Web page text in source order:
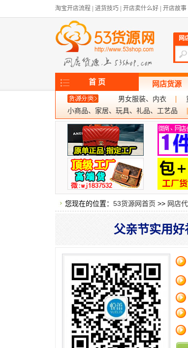
淘宝开店流程 进货技巧 开店卖什么好 开店故事
网
首 页 网店货源
男女服装、内衣
小商品、家居、玩具、礼品、工艺品
您现在的位置： 53货源网首页 >> 网店
父亲节实用